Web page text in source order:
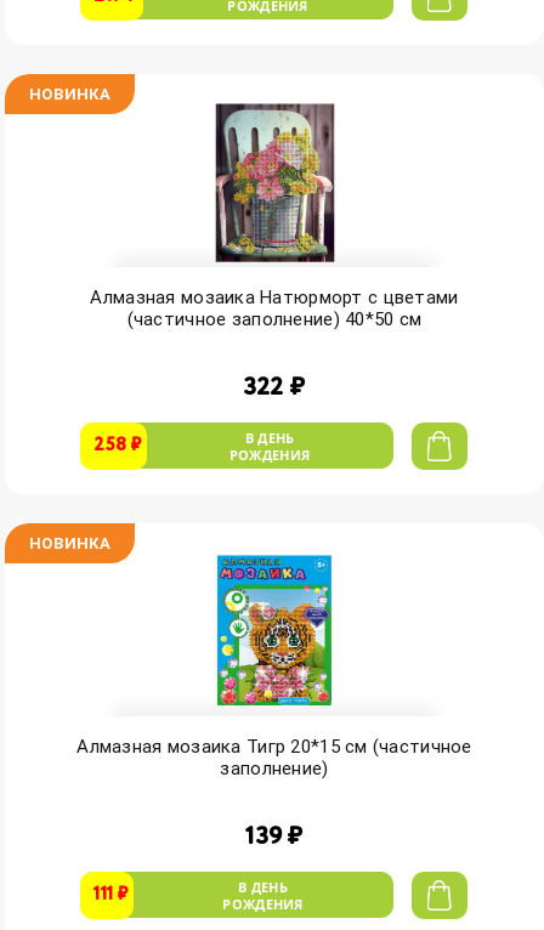
РОЖДЕНИЯ
НОВИНКА
Алмазная мозаика Натюрморт с цветами
(частичное заполнение) 40*50 см
322 ₽
258 ₽
В ДЕНЬ
РОЖДЕНИЯ
НОВИНКА
Алмазная мозаика Тигр 20*15 см (частичное
заполнение)
139 ₽
111 ₽
В ДЕНЬ
РОЖДЕНИЯ